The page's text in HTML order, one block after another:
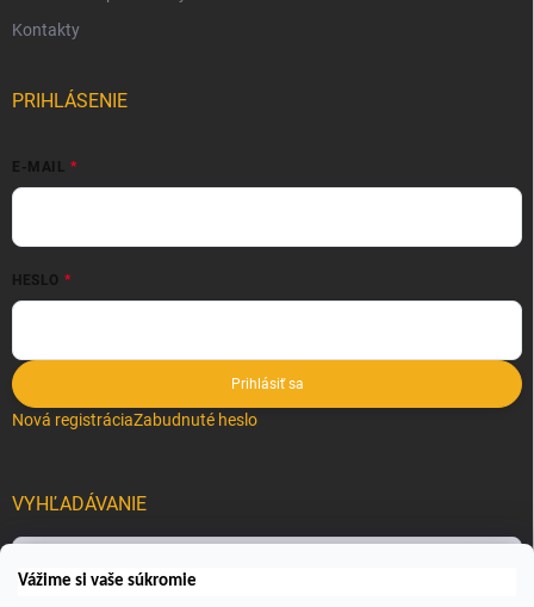
Vážime si vaše súkromie
Kontakty
PRIHLÁSENIE
E-MAIL
HESLO
Prihlásiť sa
Nová registráciaZabudnuté heslo
VYHĽADÁVANIE